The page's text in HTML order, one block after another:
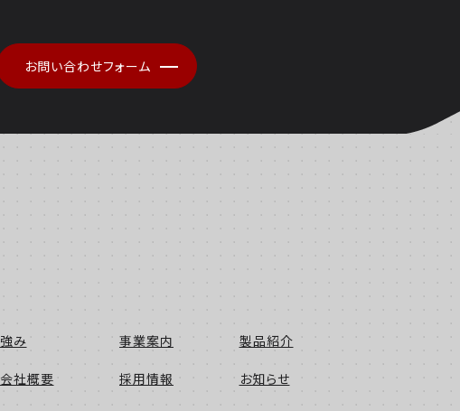
お問い合わせフォーム
強み 事業案内 製品紹介
会社概要 採用情報 お知らせ